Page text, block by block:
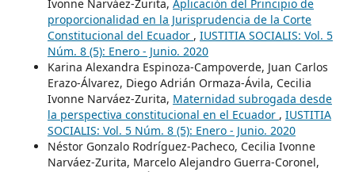
Ivonne Narváez-Zurita, Aplicación del Principio de
proporcionalidad en la Jurisprudencia de la Corte
Constitucional del Ecuador , IUSTITIA SOCIALIS: Vol. 5
Núm. 8 (5): Enero - Junio. 2020
Karina Alexandra Espinoza-Campoverde, Juan Carlos
Erazo-Álvarez, Diego Adrián Ormaza-Ávila, Cecilia
Ivonne Narváez-Zurita, Maternidad subrogada desde
la perspectiva constitucional en el Ecuador , IUSTITIA
SOCIALIS: Vol. 5 Núm. 8 (5): Enero - Junio. 2020
Néstor Gonzalo Rodríguez-Pacheco, Cecilia Ivonne
Narváez-Zurita, Marcelo Alejandro Guerra-Coronel,